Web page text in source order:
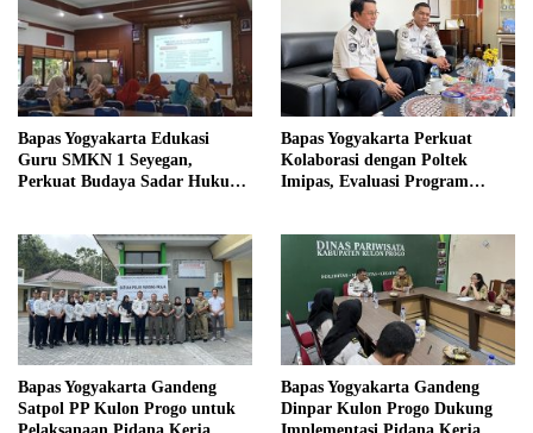
Bapas Yogyakarta Edukasi
Guru SMKN 1 Seyegan,
Perkuat Budaya Sadar Hukum
Bapas Yogyakarta Perkuat
Kolaborasi dengan Poltek
Imipas, Evaluasi Program
Bapas Yogyakarta Gandeng
Satpol PP Kulon Progo untuk
Bapas Yogyakarta Gandeng
Dinpar Kulon Progo Dukung